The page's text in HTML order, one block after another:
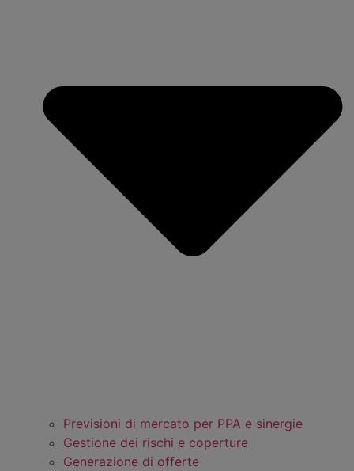
Previsioni di mercato per PPA e sinergie
Gestione dei rischi e coperture
Generazione di offerte